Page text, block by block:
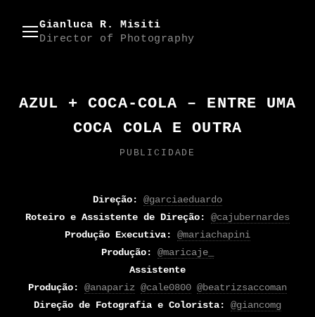
Gianluca R. Misiti
Director of Photography
AZUL + COCA-COLA – ENTRE UMA
COCA COLA E OUTRA
PUBLICIDADE
Direção:
@garciaeduardo
Roteiro e Assistente de Direção:
@cajubernardes
Produção Executiva:
@mariachapini
Produção:
@maricaje_
Assistente
Produção:
@anapariz @cale0800 @beatrizsaccoman
Direção de Fotografia e Colorista:
@giancomg